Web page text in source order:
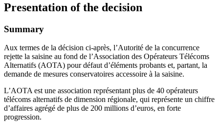
Presentation of the decision
Summary
Aux termes de la décision ci-après, l’Autorité de la concurrence
rejette la saisine au fond de l’Association des Opérateurs Télécoms
Alternatifs (AOTA) pour défaut d’éléments probants et, partant, la
demande de mesures conservatoires accessoire à la saisine.
L’AOTA est une association représentant plus de 40 opérateurs
télécoms alternatifs de dimension régionale, qui représente un chiffre
d’affaires agrégé de plus de 200 millions d’euros, en forte
progression.